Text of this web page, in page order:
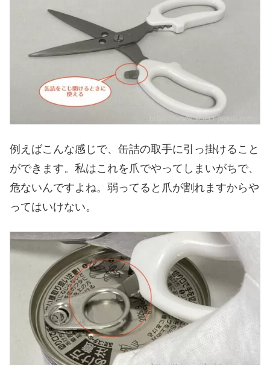
例えばこんな感じで、缶詰の取手に引っ掛けること
ができます。私はこれを爪でやってしまいがちで、
危ないんですよね。弱ってると爪が割れますからや
ってはいけない。